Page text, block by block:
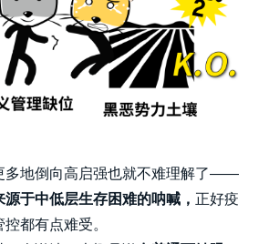
多地倒向高启强也就不难理解了——
于中低层生存困难的呐喊， 正好疫
都有点难受。